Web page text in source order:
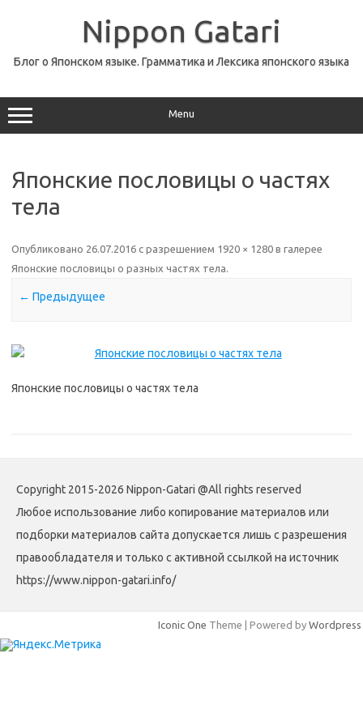
Nippon Gatari
Блог о Японском языке. Грамматика и Лексика японского языка
Menu
Японские пословицы о частях
тела
Опубликовано 26.07.2016 с разрешением 1920 × 1280 в галерее
Японские пословицы о разных частях тела.
← Предыдущее
Японские пословицы о частях тела
Copyright 2015-2026 Nippon-Gatari @All rights reserved
Любое использование либо копирование материалов или
подборки материалов сайта допускается лишь с разрешения
правообладателя и только с активной ссылкой на источник
https://www.nippon-gatari.info/
Iconic One Theme | Powered by Wordpress